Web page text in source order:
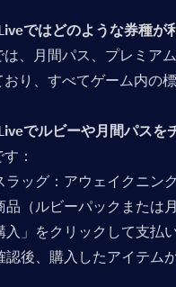
ではどのような券種が
は、月間パス、プレミ
おり、すべてゲーム内の
でルビーや月間パス
：
ラッグ：アウェイクニン
品（ルビーパックまたは
」をクリックして支払
後、購入したアイテム